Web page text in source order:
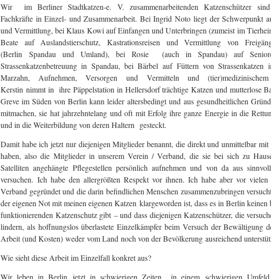
Wir im Berliner Stadtkatzen-e. V. zusammenarbeitenden Katzenschützer sind
Fachkräfte in Einzel- und Zusammenarbeit. Bei Ingrid Noto liegt der Schwerpunkt
und Vermittlung, bei Klaus Kowi auf Einfangen und Unterbringen (zumeist im
Beate auf Auslandstierschutz, Kastrationsreisen und Vermittlung von
(Berlin Spandau und Umland), bei Rosie (auch in Spandau) auf
Strassenkatzenbetreuung in Spandau, bei Bärbel auf Füttern von Strassenkatzen
Marzahn, Aufnehmen, Versorgen und Vermitteln und (tier)medizinischem
Kerstin nimmt in ihre Päppelstation in Hellersdorf trächtige Katzen und mutterlose
Greve im Süden von Berlin kann leider altersbedingt und aus gesundheitlichen
mitmachen, sie hat jahrzehntelang und oft mit Erfolg ihre ganze Energie in die
und in die Weiterbildung von deren Haltern gesteckt.
Damit habe ich jetzt nur diejenigen Mitglieder benannt, die direkt und unmittelbar mit
haben, also die Mitglieder in unserem Verein / Verband, die sie bei sich zu
Satelliten angehängte Pflegestellen persönlich aufnehmen und von da aus
versuchen. Ich habe den allergrößten Respekt vor ihnen. Ich habe aber vor vielen
Verband gegründet und die darin befindlichen Menschen zusammenzubringen
der eigenen Not mit meinen eigenen Katzen klargeworden ist, dass es in Berlin keinen
funktionierenden Katzenschutz gibt – und dass diejenigen Katzenschützer, die
lindern, als hoffnungslos überlastete Einzelkämpfer beim Versuch der Bewältigung
Arbeit (und Kosten) weder vom Land noch von der Bevölkerung ausreichend
Wie sieht diese Arbeit im Einzelfall konkret aus?
Wir leben in Berlin jetzt in schwierigen Zeiten in einem schwierigen